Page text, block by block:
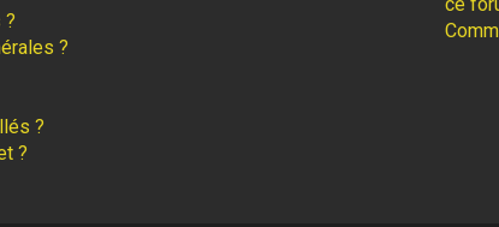
?
?
?
?